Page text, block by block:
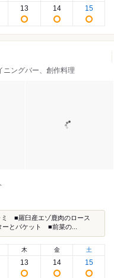
13 14 15
ニングバー、創作料理
■羅臼産エゾ鹿肉のロース
ーとバケット ■前菜の...
木
13
金
14
土
15